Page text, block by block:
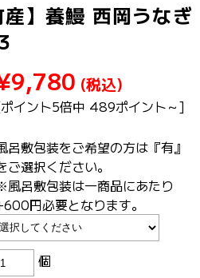
産】養鰻 西岡うなぎ
(税込)
イント5倍中 489ポイント～]
呂敷包装をご希望の方は『有』
ご選択ください。
風呂敷包装は一商品にあたり
円必要となります。
個